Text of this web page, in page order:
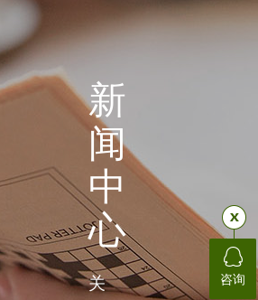
新
闻
中
心
关
咨询